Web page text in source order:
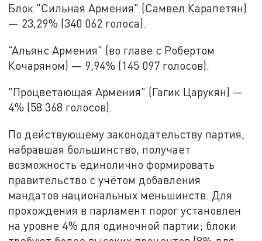
Блок "Сильная Армения" (Самвел Карапетян)
— 23,29% (340 062 голоса).
"Альянс Армения" (во главе с Робертом
Кочаряном) — 9,94% (145 097 голосов).
"Процветающая Армения" (Гагик Царукян) —
4% (58 368 голосов).
По действующему законодательству партия,
набравшая большинство, получает
возможность единолично формировать
правительство с учётом добавления
мандатов национальных меньшинств. Для
прохождения в парламент порог установлен
на уровне 4% для одиночной партии; блоки